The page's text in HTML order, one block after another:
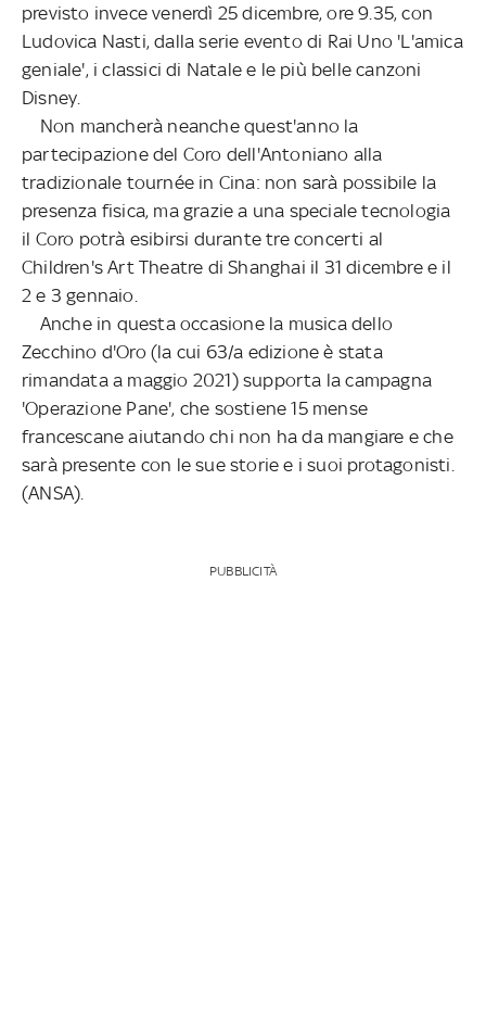
previsto invece venerdì 25 dicembre, ore 9.35, con
Ludovica Nasti, dalla serie evento di Rai Uno 'L'amica
geniale', i classici di Natale e le più belle canzoni
Disney.
Non mancherà neanche quest'anno la
partecipazione del Coro dell'Antoniano alla
tradizionale tournée in Cina: non sarà possibile la
presenza fisica, ma grazie a una speciale tecnologia
il Coro potrà esibirsi durante tre concerti al
Children's Art Theatre di Shanghai il 31 dicembre e il
2 e 3 gennaio.
Anche in questa occasione la musica dello
Zecchino d'Oro (la cui 63/a edizione è stata
rimandata a maggio 2021) supporta la campagna
'Operazione Pane', che sostiene 15 mense
francescane aiutando chi non ha da mangiare e che
sarà presente con le sue storie e i suoi protagonisti.
(ANSA).
PUBBLICITÀ